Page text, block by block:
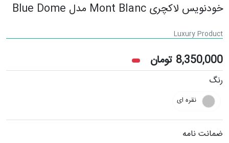
خودنویس لاکچری Mont Blanc مدل Blue Dome
Luxury Product
8,350,000 تومان
رنگ
نقره ای
ضمانت نامه